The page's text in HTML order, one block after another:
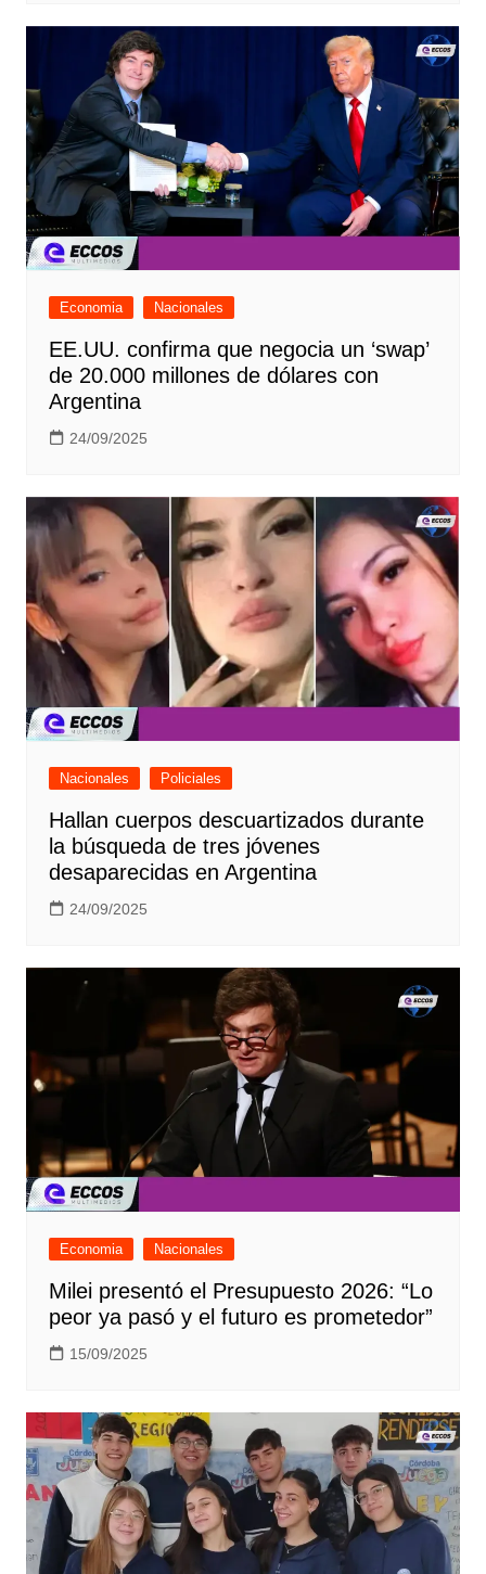
Economia Nacionales
EE.UU. confirma que negocia un ‘swap’
de 20.000 millones de dólares con
Argentina
24/09/2025
Nacionales Policiales
Hallan cuerpos descuartizados durante
la búsqueda de tres jóvenes
desaparecidas en Argentina
24/09/2025
Economia Nacionales
Milei presentó el Presupuesto 2026: “Lo
peor ya pasó y el futuro es prometedor”
15/09/2025